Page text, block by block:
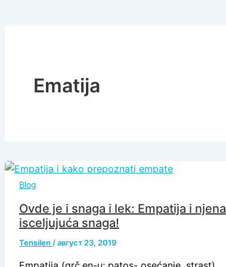
Ematija
Blog
Ovde je i snaga i lek: Empatija i njena
isceljujuća snaga!
Tensilen /август 23, 2019